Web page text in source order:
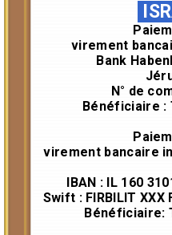
virement
Bank
N° de
Bénéficiaire :
virement bancaire
IBAN : IL 160
Swift : FIRBILIT
Bénéficiaire: